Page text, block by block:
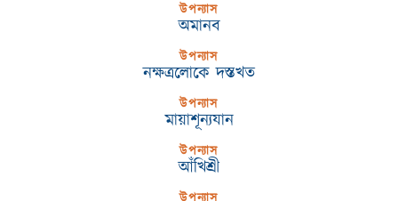
উপন্যাস
অমানব
উপন্যাস
নক্ষত্রলোকে দস্তখত
উপন্যাস
মায়াশূন্যযান
উপন্যাস
আঁখিশ্রী